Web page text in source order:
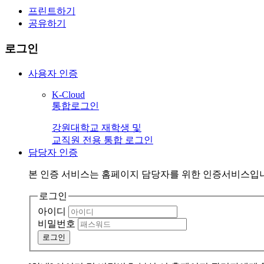
프린트하기
공유하기
로그인
사용자 인증
K-Cloud
통합로그인
강원대학교 재학생 및
교직원 전용 통합 로그인
담당자 인증
본 인증 서비스는 홈페이지 담당자를 위한 인증서비스입
로그인
아이디
비밀번호
로그인